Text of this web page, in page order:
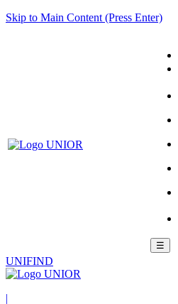
Skip to Main Content (Press Enter)
☰
UNIFIND
|